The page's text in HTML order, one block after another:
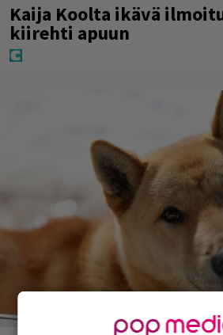
Kaija Koolta ikävä
kiirehti apuun